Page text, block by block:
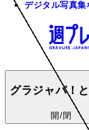
デジタル写真
グラジャパ！
開/閉